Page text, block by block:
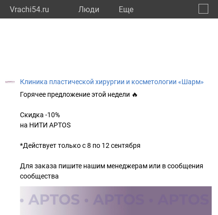
Vrachi54.ru Люди Eще
Клиника пластической хирургии и косметологии «Шарм»
Горячее предложение этой недели 🔥
Скидка -10%
на НИТИ APTOS
*Действует только с 8 по 12 сентября
Для заказа пишите нашим менеджерам или в сообщения
сообщества